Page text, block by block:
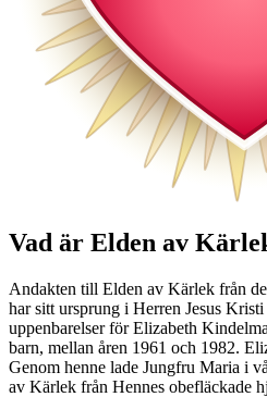
Vad är Elden av
Andakten till Elden av Kärlek från
har sitt ursprung i Herren Jesus
uppenbarelser för Elizabeth
barn, mellan åren 1961 och 1982.
Genom henne lade Jungfru Maria i
av Kärlek från Hennes obefläckade